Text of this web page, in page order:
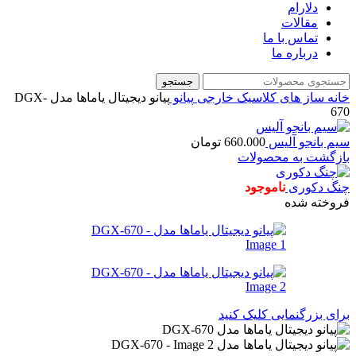
دلارام
مقالات
تماس با ما
درباره ما
جستجو
خانه ساز های کلاسیک خارجی پیانو
پیانو دیجیتال یاماها مدل DGX-
670
سیم بانجو آلیس 660.000 تومان
بازگشت به محصولات
چنگ دکوری ناموجود
فروخته شده
برای بزرگنمایی کلیک کنید